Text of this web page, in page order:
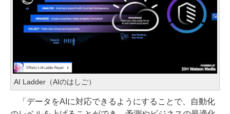
AI Ladder（AIのはしご）
「データをAIに対応できるようにすることで、自動化